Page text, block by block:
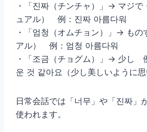
・「진짜（チンチャ）」→ マジで
ュアル） 例：진짜 아름다워
・「엄청（オムチョン）」→ もの
アル） 例：엄청 아름다워
・「조금（チョグム）」→ 少し
운 것 같아요（少し美しいように思
日常会話では「너무」や「진짜」
使われます。